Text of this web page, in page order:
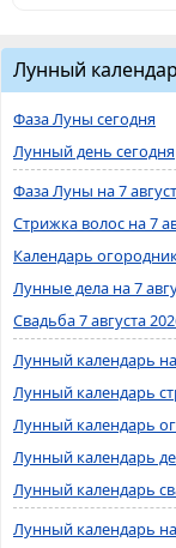
Лунный
Фаза Луны сегодня
Лунный день сегодня
Фаза Луны на 7
Стрижка волос на 7
Календарь
Лунные дела на 7
Свадьба 7 августа
Лунный календарь на
Лунный календарь
Лунный календарь
Лунный календарь
Лунный календарь
Лунный календарь